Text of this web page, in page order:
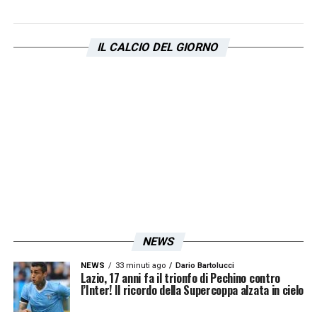
Irlanda)
Gruppo B : Canada, Svizzera, Qatar, Play off UEFA A
Gruppo G: Belgio, Iran, Egitto, Nuova Zelanda
Gruppo H: Spagna, Uruguay, Arabia Saudita, Capo
Verde
Gruppo I:
IL CALCIO DEL GIORNO
NEWS
NEWS 33 minuti ago Dario Bartolucci
Lazio, 17 anni fa il trionfo di Pechino contro
l’Inter! Il ricordo della Supercoppa alzata in cielo